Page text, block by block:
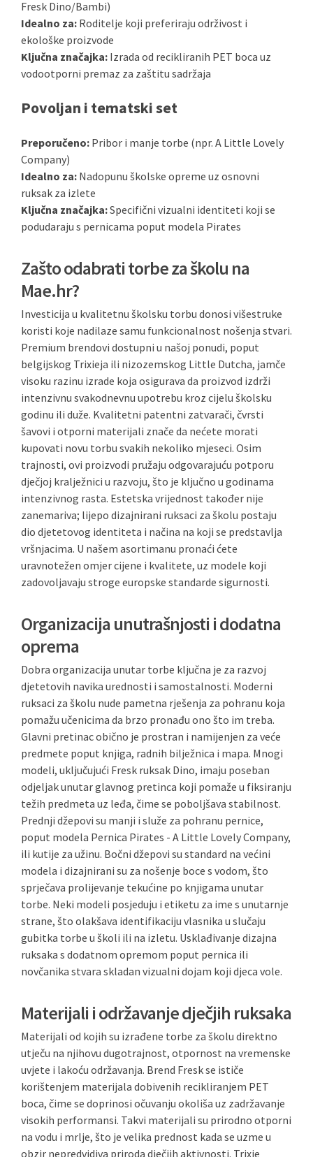
Fresk Dino/Bambi)
Idealno za: Roditelje koji preferiraju održivost i
ekološke proizvode
Ključna značajka: Izrada od recikliranih PET boca uz
vodootporni premaz za zaštitu sadržaja
Povoljan i tematski set
Preporučeno: Pribor i manje torbe (npr. A Little Lovely
Company)
Idealno za: Nadopunu školske opreme uz osnovni
ruksak za izlete
Ključna značajka:Specifični vizualni identiteti koji se
podudaraju s pernicama poput modela Pirates
Zašto odabrati torbe za školu na
Mae.hr?
Investicija u kvalitetnu školsku torbu donosi višestruke
koristi koje nadilaze samu funkcionalnost nošenja stvari.
Premium brendovi dostupni u našoj ponudi, poput
belgijskog Trixieja ili nizozemskog Little Dutcha, jamče
visoku razinu izrade koja osigurava da proizvod izdrži
intenzivnu svakodnevnu upotrebu kroz cijelu školsku
godinu ili duže. Kvalitetni patentni zatvarači, čvrsti
šavovi i otporni materijali znače da nećete morati
kupovati novu torbu svakih nekoliko mjeseci. Osim
trajnosti, ovi proizvodi pružaju odgovarajuću potporu
dječjoj kralježnici u razvoju, što je ključno u godinama
intenzivnog rasta. Estetska vrijednost također nije
zanemariva; lijepo dizajnirani ruksaci za školu postaju
dio djetetovog identiteta i načina na koji se predstavlja
vršnjacima. U našem asortimanu pronaći ćete
uravnotežen omjer cijene i kvalitete, uz modele koji
zadovoljavaju stroge europske standarde sigurnosti.
Organizacija unutrašnjosti i dodatna
oprema
Dobra organizacija unutar torbe ključna je za razvoj
djetetovih navika urednosti i samostalnosti. Moderni
ruksaci za školu nude pametna rješenja za pohranu koja
pomažu učenicima da brzo pronađu ono što im treba.
Glavni pretinac obično je prostran i namijenjen za veće
predmete poput knjiga, radnih bilježnica i mapa. Mnogi
modeli, uključujući Fresk ruksak Dino, imaju poseban
odjeljak unutar glavnog pretinca koji pomaže u fiksiranju
težih predmeta uz leđa, čime se poboljšava stabilnost.
Prednji džepovi su manji i služe za pohranu pernice,
poput modela Pernica Pirates - A Little Lovely Company,
ili kutije za užinu. Bočni džepovi su standard na većini
modela i dizajnirani su za nošenje boce s vodom, što
sprječava prolijevanje tekućine po knjigama unutar
torbe. Neki modeli posjeduju i etiketu za ime s unutarnje
strane, što olakšava identifikaciju vlasnika u slučaju
gubitka torbe u školi ili na izletu. Usklađivanje dizajna
ruksaka s dodatnom opremom poput pernica ili
novčanika stvara skladan vizualni dojam koji djeca vole.
Materijali i održavanje dječjih ruksaka
Materijali od kojih su izrađene torbe za školu direktno
utječu na njihovu dugotrajnost, otpornost na vremenske
uvjete i lakoću održavanja. Brend Fresk se ističe
korištenjem materijala dobivenih recikliranjem PET
boca, čime se doprinosi očuvanju okoliša uz zadržavanje
visokih performansi. Takvi materijali su prirodno otporni
na vodu i mrlje, što je velika prednost kada se uzme u
obzir nepredvidiva priroda dječjih aktivnosti. Trixie